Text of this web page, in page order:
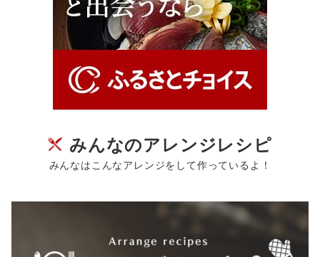
みんなのアレンジレシピ
みんなはこんなアレンジをして作っているよ！